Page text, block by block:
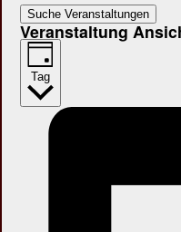
Suche Veranstaltungen
Veranstaltung
Tag